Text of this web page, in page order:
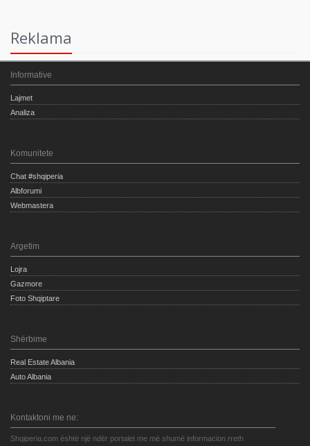
Reklama
Informative
Lajmet
Analiza
Komunitete
Chat #shqiperia
Albforumi
Webmastera
Argetim
Lojra
Gazmore
Foto Shqiptare
Shërbime
Real Estate Albania
Auto Albania
Kontaktoni me ne:
Shqiperia.com është një ndër portalet me më shumë informacion rreth